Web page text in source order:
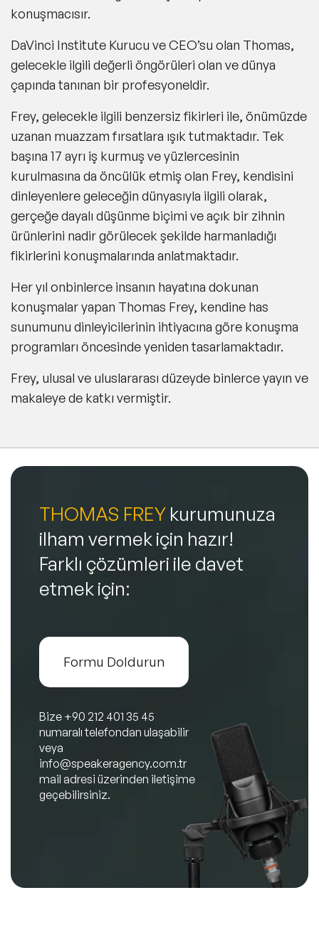
konuşmacısır.
DaVinci Institute Kurucu ve CEO’su olan Thomas,
gelecekle ilgili değerli öngörüleri olan ve dünya
çapında tanınan bir profesyoneldir.
Frey, gelecekle ilgili benzersiz fikirleri ile, önümüzde
uzanan muazzam fırsatlara ışık tutmaktadır. Tek
başına 17 ayrı iş kurmuş ve yüzlercesinin
kurulmasına da öncülük etmiş olan Frey, kendisini
dinleyenlere geleceğin dünyasıyla ilgili olarak,
gerçeğe dayalı düşünme biçimi ve açık bir zihnin
ürünlerini nadir görülecek şekilde harmanladığı
fikirlerini konuşmalarında anlatmaktadır.
Her yıl onbinlerce insanın hayatına dokunan
konuşmalar yapan Thomas Frey, kendine has
sunumunu dinleyicilerinin ihtiyacına göre konuşma
programları öncesinde yeniden tasarlamaktadır.
Frey, ulusal ve uluslararası düzeyde binlerce yayın ve
makaleye de katkı vermiştir.
THOMAS FREY kurumunuza
ilham vermek için hazır!
Farklı çözümleri ile davet
etmek için:
Formu Doldurun
Bize +90 212 401 35 45
numaralı telefondan ulaşabilir
veya
info@speakeragency.com.tr
mail adresi üzerinden iletişime
geçebilirsiniz.